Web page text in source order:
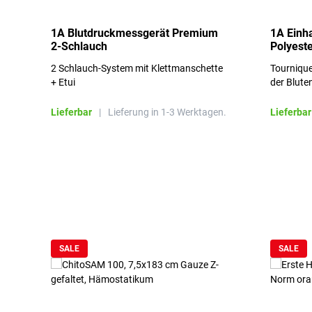
1A Blutdruckmessgerät Premium
2-Schlauch
2 Schlauch-System mit Klettmanschette
+ Etui
Lieferbar | Lieferung in 1-3 Werktagen.
1A
der
Lieferbar
SALE SALE